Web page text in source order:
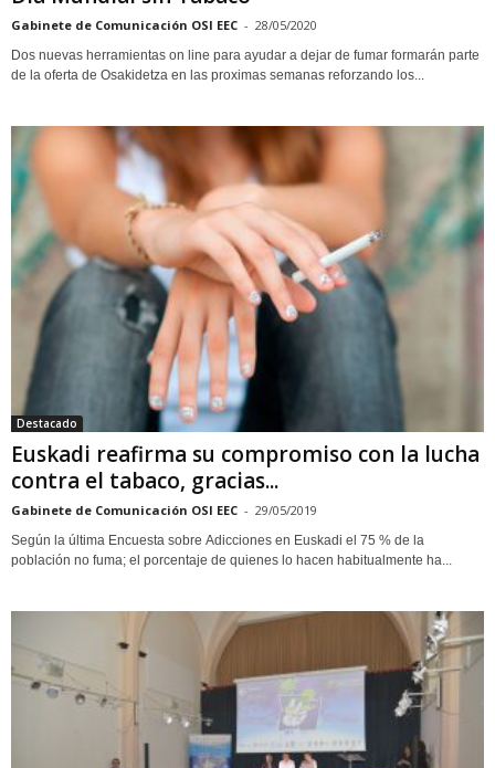
Gabinete de Comunicación OSI EEC - 28/05/2020
Dos nuevas herramientas on line para ayudar a dejar de fumar formarán parte
de la oferta de Osakidetza en las proximas semanas reforzando los...
Destacado
Euskadi reafirma su compromiso con la lucha
contra el tabaco, gracias...
Gabinete de Comunicación OSI EEC - 29/05/2019
Según la última Encuesta sobre Adicciones en Euskadi el 75 % de la
población no fuma; el porcentaje de quienes lo hacen habitualmente ha...